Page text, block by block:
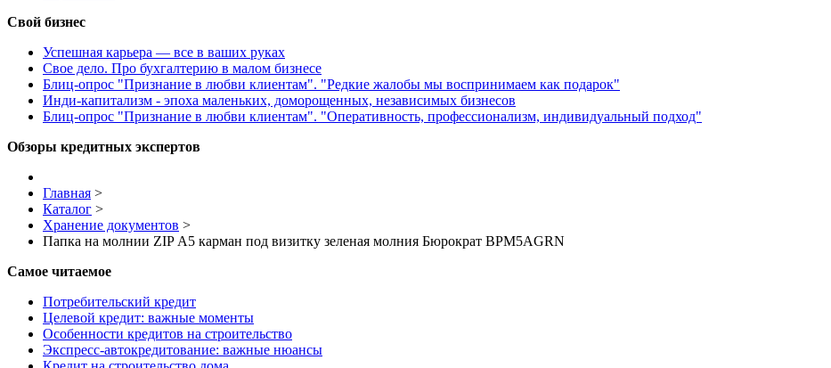
Свой бизнес
Успешная карьера — все в ваших руках
Свое дело. Про бухгалтерию в малом бизнесе
Блиц-опрос "Признание в любви клиентам". "Редкие жалобы мы воспринимаем как подарок"
Инди-капитализм - эпоха маленьких, доморощенных, независимых бизнесов
Блиц-опрос "Признание в любви клиентам". "Оперативность, профессионализм, индивидуальный подход"
Обзоры кредитных экспертов
Главная >
Каталог >
Хранение документов >
Папка на молнии ZIP А5 карман под визитку зеленая молния Бюрократ BPM5AGRN
Самое читаемое
Потребительский кредит
Целевой кредит: важные моменты
Особенности кредитов на строительство
Экспресс-автокредитование: важные нюансы